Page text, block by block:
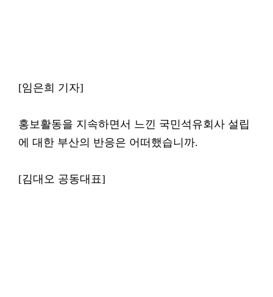
[임은희 기자]
홍보활동을 지속하면서 느낀 국민석유회사 설립
에 대한 부산의 반응은 어떠했습니까.
[김대오 공동대표]